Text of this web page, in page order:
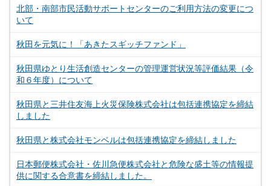
北部・南部市民活動サポートセンターのご利用方法の変更につ
いて
秋田を元気に！「あきたスギッチファンド」
秋田県ゆとり生活創造センターの管理運営状況等評価結果（令
和６年度）について
秋田県と三井住友海上火災保険株式会社は包括連携協定を締結
しました
秋田県と株式会社モンベルは包括連携協定を締結しました
日本郵便株式会社・佐川急便株式会社と危険な盛土等の情報提
供に関する合意書を締結しました。